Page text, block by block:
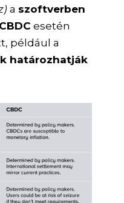
a szoftverben
CBDC esetén
például a
határozhatják